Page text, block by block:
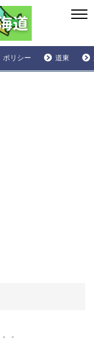
ポリシー 道東